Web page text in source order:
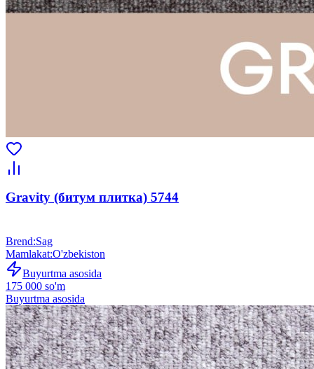
Gravity (битум плитка) 5744
Brend:Sag
Mamlakat:O'zbekiston
Buyurtma asosida
175 000 so'm
Buyurtma asosida